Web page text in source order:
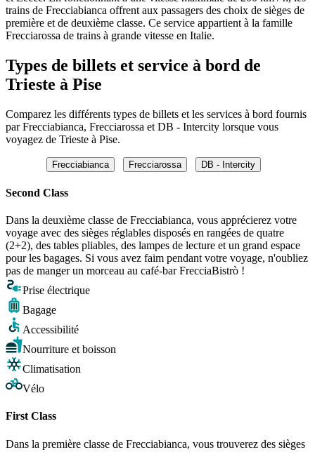
trains de Frecciabianca offrent aux passagers des choix de sièges de
première et de deuxième classe. Ce service appartient à la famille
Frecciarossa de trains à grande vitesse en Italie.
Types de billets et service à bord de
Trieste à Pise
Comparez les différents types de billets et les services à bord fournis
par Frecciabianca, Frecciarossa et DB - Intercity lorsque vous
voyagez de Trieste à Pise.
Frecciabianca Frecciarossa DB - Intercity
Second Class
Dans la deuxième classe de Frecciabianca, vous apprécierez votre
voyage avec des sièges réglables disposés en rangées de quatre
(2+2), des tables pliables, des lampes de lecture et un grand espace
pour les bagages. Si vous avez faim pendant votre voyage, n'oubliez
pas de manger un morceau au café-bar FrecciaBistrò !
Prise électrique
Bagage
Accessibilité
Nourriture et boisson
Climatisation
Vélo
First Class
Dans la première classe de Frecciabianca, vous trouverez des sièges